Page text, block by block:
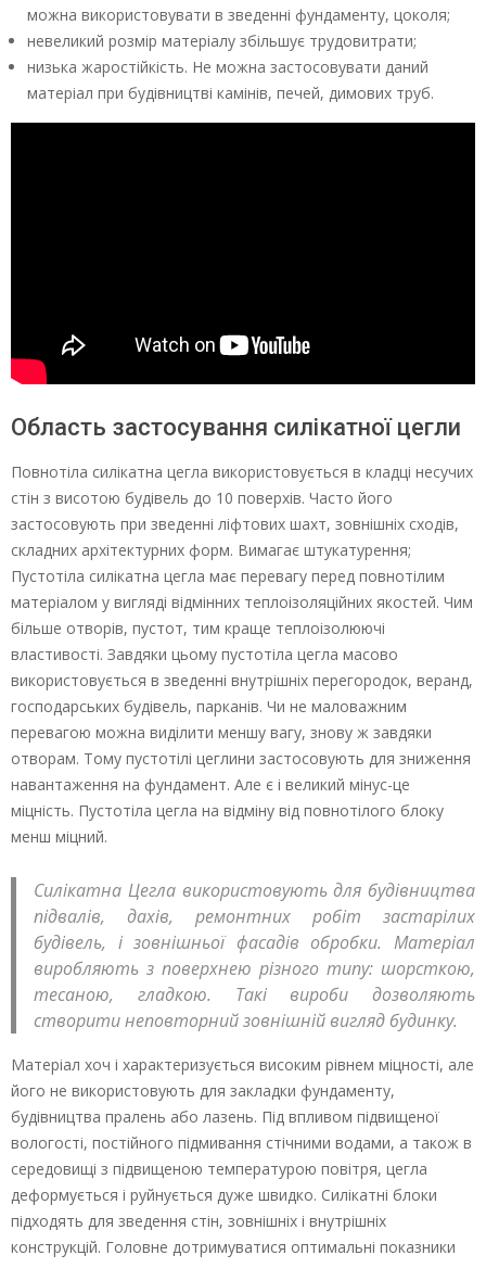
можна використовувати в зведенні фундаменту, цоколя;
невеликий розмір матеріалу збільшує трудовитрати;
низька жаростійкість. Не можна застосовувати даний
матеріал при будівництві камінів, печей, димових труб.
Область застосування силікатної цегли
Повнотіла силікатна цегла використовується в кладці несучих
стін з висотою будівель до 10 поверхів. Часто його
застосовують при зведенні ліфтових шахт, зовнішніх сходів,
складних архітектурних форм. Вимагає штукатурення;
Пустотіла силікатна цегла має перевагу перед повнотілим
матеріалом у вигляді відмінних теплоізоляційних якостей. Чим
більше отворів, пустот, тим краще теплоізолюючі
властивості. Завдяки цьому пустотіла цегла масово
використовується в зведенні внутрішніх перегородок, веранд,
господарських будівель, парканів. Чи не маловажним
перевагою можна виділити меншу вагу, знову ж завдяки
отворам. Тому пустотілі цеглини застосовують для зниження
навантаження на фундамент. Але є і великий мінус-це
міцність. Пустотіла цегла на відміну від повнотілого блоку
менш міцний.
Силікатна Цегла використовують для будівництва
підвалів, дахів, ремонтних робіт застарілих
будівель, і зовнішньої фасадів обробки. Матеріал
виробляють з поверхнею різного типу: шорсткою,
тесаною, гладкою. Такі вироби дозволяють
створити неповторний зовнішній вигляд будинку.
Матеріал хоч і характеризується високим рівнем міцності, але
його не використовують для закладки фундаменту,
будівництва пралень або лазень. Під впливом підвищеної
вологості, постійного підмивання стічними водами, а також в
середовищі з підвищеною температурою повітря, цегла
деформується і руйнується дуже швидко. Силікатні блоки
підходять для зведення стін, зовнішніх і внутрішніх
конструкцій. Головне дотримуватися оптимальні показники